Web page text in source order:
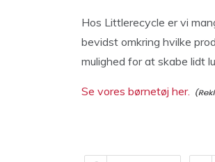
Hos Littlerecycle er vi
bevidst omkring hvilke
mulighed for at skabe lidt
Se vores børnetøj her.